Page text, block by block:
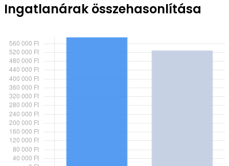
Ingatlanárak összehasonlítása